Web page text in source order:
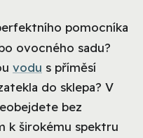
pomocníka
ovocného sadu?
vodu s příměsí
do sklepa? V
bez
k širokému spektru